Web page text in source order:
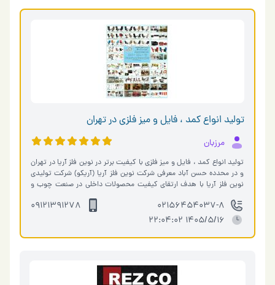
تولید انواع کمد ، فایل و میز فلزی در تهران
مرزبان
تولید انواع کمد ، فایل و میز فلزی با کیفیت برتر در نوین فلز آریا در تهران
و در محدده حسن آباد معرفی شرکت نوین فلز آریا (آریکو) شرکت تولیدی
نوین فلز آریا با هدف ارتقای کیفیت محصولات داخلی در صنعت چوب و
02156454037-8
09121391278
1405/5/16 22:04:02